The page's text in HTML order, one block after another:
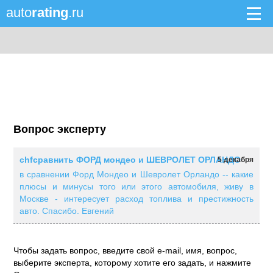
autorating.ru
Вопрос эксперту
5 декабря
chfсравнить ФОРД мондео и ШЕВРОЛЕТ ОРЛАНДО
в сравнении Форд Мондео и Шевролет Орландо -- какие
плюсы и минусы того или этого автомобиля, живу в
Москве - интересует расход топлива и престижность
авто. Спасибо. Евгений
Чтобы задать вопрос, введите свой e-mail, имя, вопрос,
выберите эксперта, которому хотите его задать, и нажмите